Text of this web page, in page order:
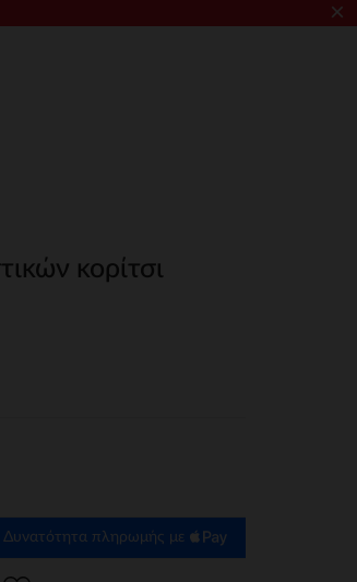
×
κορίτσι
Δυνατότητα πληρωμής με